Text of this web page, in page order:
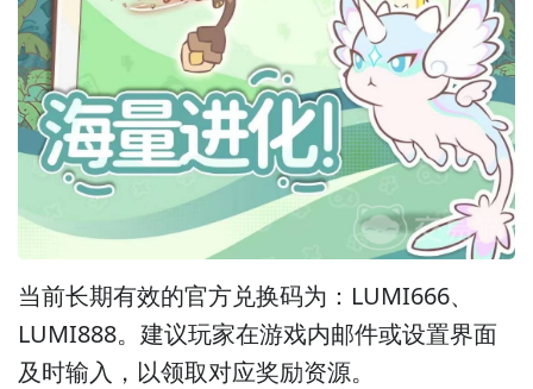
当前长期有效的官方兑换码为：LUMI666、
LUMI888。建议玩家在游戏内邮件或设置界面
及时输入，以领取对应奖励资源。